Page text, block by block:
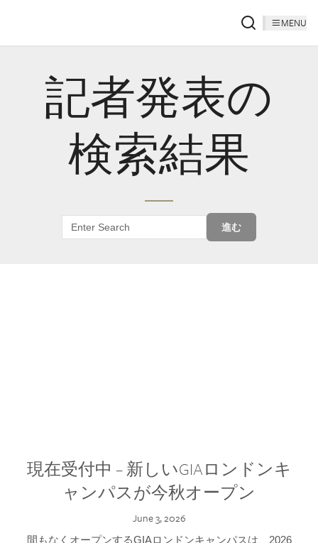
MENU
記者発表の
検索結果
進む
現在受付中 – 新しいGIAロンドンキ
ャンパスが今秋オープン
June 3, 2026
間もなくオープンするGIAロンドンキャンパスは、2026